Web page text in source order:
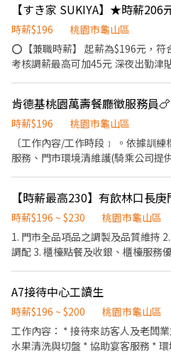
21:30 週一～日（可彈性排班）
～21:30 只招募長期#長期(寒暑假需配合排班） 每日約3～4小時，
假日7～8小時能配合者歡迎加入！
者請勿打擾！ 歡迎志同道合人才加入！ 古典玫瑰園集固旗下手搖品
務 （給予顧客滿意的喝茶體驗 ）
項。 4. 學習團隊合作，與同事夥伴
時薪$196
桃園市龜山區
⭕【兼職時薪】 起薪為$196元，符
考核調薪最高可加45元 深夜出勤津貼每小
健檢 ★勞保、健保，6％勞退提撥 ⭕【工作說明】 《內場》:餐點製
作、食材備料、進貨盤點 《外場》:
整潔 用最快速的速度提供美味的牛丼！ 用最有元氣的服務使顧客露
出滿意的笑容！ ★開朗活潑有笑容
★提供完善職前教育訓練 ⭕【經營理念】 我們是日本第一的速食連
成為全球第一的連鎖餐飲集團。
材，當場現點現作提供美味可口的
格，強調食品安全，顧客安心。不
友一起，皆可享受用餐的樂趣。
肯德基桃園萬壽餐廳徵服務員
時薪$196
桃園市龜山區
〔工作內容/工作時段﹞ 。依據訓練標準程序製作餐點；櫃台/外送
服務、門市環境清維護(騎乘公司提供之外送車 。可
次越多賺越多~~ ◆ 值班津貼：每小時20元(晉升組長） ◆ 健檢：任
職滿一年起，公司提供年度健檢照顧你的健康 ◆ 保險
勞退外，公司更為你投保團保維護你的安全 ◆ 員工用餐
夥伴當日任職滿4小時，即享有85折
你福利禮券 好好與家人歡慶 你旅遊我贊助，每年職福會提供你旅遊
津貼 好好享受幸福人生 ◎ 詳細工作
時薪$196 ~ $230
桃園市龜山區
1. 門市全品項品之調製及品質維持
調配 3. 櫃檯點餐及收銀、櫃檯服務
A7接待中心工讀生
時薪$196 ~ $200
桃園市龜山區
工作內容： * 接待來訪客人及老闆業主 * 準備茶水、咖啡及點心 *
水果清洗與切盤 * 協助宴客服務 *